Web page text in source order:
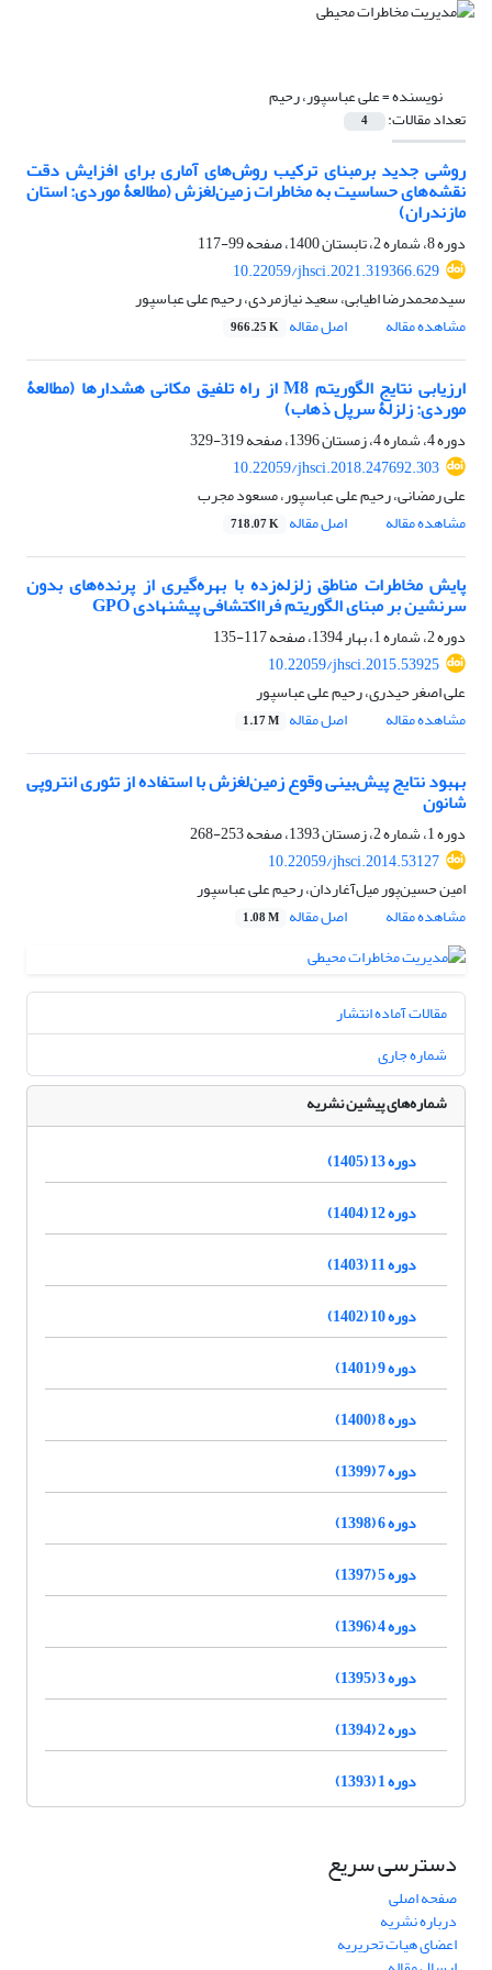
نویسنده =علی عباسپور، رحیم
تعداد مقالات: 4
روشی جدید برمبنای ترکیب روش‌های آماری برای افزایش دقت
نقشه‌های حساسیت به مخاطرات زمین‌لغزش (مطالعۀ موردی: استان
مازندران)
دوره 8، شماره 2، تابستان 1400، صفحه
99-117
10.22059/jhsci.2021.319366.629
سیدمحمدرضا اطیابی، سعید نیازمردی، رحیم علی عباسپور
مشاهده مقاله
اصل مقاله 966.25 K
ارزیابی نتایج الگوریتم M8 از راه تلفیق مکانی هشدارها (مطالعۀ
موردی: زلزلۀ سرپل ذهاب)
دوره 4، شماره 4، زمستان 1396، صفحه
319-329
10.22059/jhsci.2018.247692.303
علی رمضانی، رحیم علی عباسپور، مسعود مجرب
مشاهده مقاله
اصل مقاله 718.07 K
پایش مخاطرات مناطق زلزله‌زده با بهره‌گیری از پرنده‌های بدون
سرنشین بر مبنای الگوریتم فرااکتشافی پیشنهادی GPO
دوره 2، شماره 1، بهار 1394، صفحه
117-135
10.22059/jhsci.2015.53925
علی اصغر حیدری، رحیم علی عباسپور
مشاهده مقاله
اصل مقاله 1.17 M
بهبود نتایج پیش‌بینی وقوع زمین‌لغزش با استفاده از تئوری انتروپی
شانون
دوره 1، شماره 2، زمستان 1393، صفحه
253-268
10.22059/jhsci.2014.53127
امین حسین‌پور میل‌آغاردان، رحیم علی عباسپور
مشاهده مقاله
اصل مقاله 1.08 M
مقالات آماده انتشار
شماره جاری
شماره‌های پیشین نشریه
دوره 13 (1405)
دوره 12 (1404)
دوره 11 (1403)
دوره 10 (1402)
دوره 9 (1401)
دوره 8 (1400)
دوره 7 (1399)
دوره 6 (1398)
دوره 5 (1397)
دوره 4 (1396)
دوره 3 (1395)
دوره 2 (1394)
دوره 1 (1393)
دسترسی سریع
صفحه اصلی
درباره نشریه
اعضای هیات تحریریه